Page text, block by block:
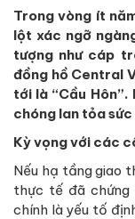
Trong vòng ít
lột xác ngỡ
tượng như cáp
đồng hồ Central
tới là “Cầu Hôn”.
chóng lan tỏa sức
Kỳ vọng với các
Nếu hạ tầng giao
thực tế đã chứng
chính là yếu tố